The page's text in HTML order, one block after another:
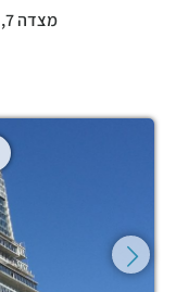
מצדה 7,